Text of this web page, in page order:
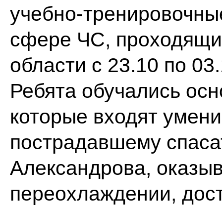
учебно-
сфере ЧС,
области с 23.10 по
Ребята обучались
которые входят
пострадавшему
Александрова,
переохлаждении,